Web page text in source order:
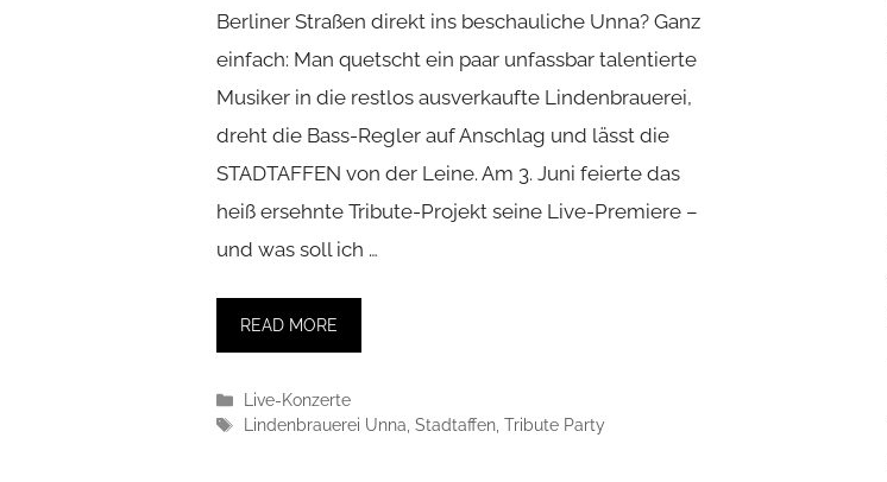
Berliner Straßen direkt ins beschauliche Unna? Ganz
einfach: Man quetscht ein paar unfassbar talentierte
Musiker in die restlos ausverkaufte Lindenbrauerei,
dreht die Bass-Regler auf Anschlag und lässt die
STADTAFFEN von der Leine. Am 3. Juni feierte das
heiß ersehnte Tribute-Projekt seine Live-Premiere –
und was soll ich …
READ MORE
Kategorien
Live-Konzerte
Schlagwörter
Lindenbrauerei Unna ,Stadtaffen ,Tribute Party